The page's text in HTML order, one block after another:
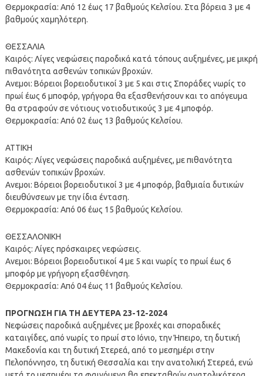
Θερμοκρασία: Από 12 έως 17 βαθμούς Κελσίου. Στα βόρεια 3 με 4
βαθμούς χαμηλότερη.
ΘΕΣΣΑΛΙΑ
Καιρός: Λίγες νεφώσεις παροδικά κατά τόπους αυξημένες, με μικρή
πιθανότητα ασθενών τοπικών βροχών.
Ανεμοι: Βόρειοι βορειοδυτικοί 3 με 5 και στις Σποράδες νωρίς το
πρωί έως 6 μποφόρ, γρήγορα θα εξασθενήσουν και το απόγευμα
θα στραφούν σε νότιους νοτιοδυτικούς 3 με 4 μποφόρ.
Θερμοκρασία: Από 02 έως 13 βαθμούς Κελσίου.
ΑΤΤΙΚΗ
Καιρός: Λίγες νεφώσεις παροδικά αυξημένες, με πιθανότητα
ασθενών τοπικών βροχών.
Ανεμοι: Βόρειοι βορειοδυτικοί 3 με 4 μποφόρ, βαθμιαία δυτικών
διευθύνσεων με την ίδια ένταση.
Θερμοκρασία: Από 06 έως 15 βαθμούς Κελσίου.
ΘΕΣΣΑΛΟΝΙΚΗ
Καιρός: Λίγες πρόσκαιρες νεφώσεις.
Ανεμοι: Βόρειοι βορειοδυτικοί 4 με 5 και νωρίς το πρωί έως 6
μποφόρ με γρήγορη εξασθένηση.
Θερμοκρασία: Από 04 έως 11 βαθμούς Κελσίου.
ΠΡΟΓΝΩΣΗ ΓΙΑ ΤΗ ΔΕΥΤΕΡΑ 23-12-2024
Νεφώσεις παροδικά αυξημένες με βροχές και σποραδικές
καταιγίδες, από νωρίς το πρωί στο Ιόνιο, την Ήπειρο, τη δυτική
Μακεδονία και τη δυτική Στερεά, από το μεσημέρι στην
Πελοπόννησο, τη δυτική Θεσσαλία και την ανατολική Στερεά, ενώ